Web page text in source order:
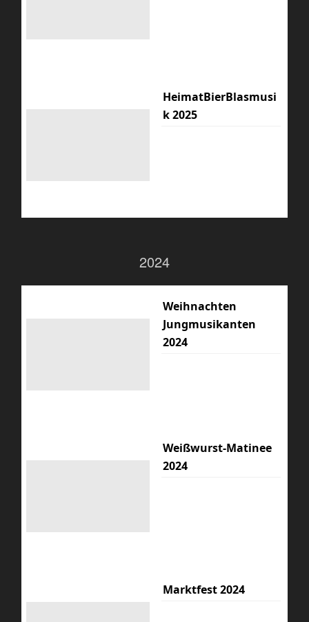
HeimatBierBlasmusi
k 2025
2024
Weihnachten
Jungmusikanten
2024
Weißwurst-Matinee
2024
Marktfest 2024